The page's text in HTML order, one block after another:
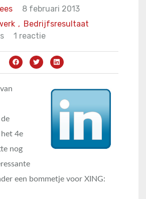
8 februari 2013
Bedrijfsresultaat
,
1 reactie
4e
nog
een bommetje voor XING: